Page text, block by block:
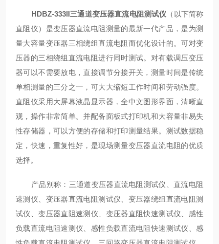
HDBZ-333II三通道变压器直流电阻测试仪 （以下简称
直阻仪）是变压器直流电阻测量的最新一代产品，是为测
量大容量变压器三相绕组直流电阻而优化设计的。可对变
压器的三相绕组直流电阻进行同时测试。对有载调压变压
器可以不需要放电，直接调节分接开关，测量时间是传统
单相测量的三分之一，可大大缩短工作时间和劳动强度。
直阻仪采用大屏幕液晶显示器，全中文图形界面，清晰直
观，操作非常简单。并配备面板式打印机和大容量非易失
性存储器，可以方便的存储和打印测量结果。测试数据稳
定，快速，重复性好，是现场测量变压器直流电阻的优质
选择。
产品别称：三通道变压器直流电阻测试仪、直流电阻
速测仪、变压器直流电阻测试仪、变压器绕组直流电阻测
试仪、变压器直阻速测仪、变压器直阻快速测试仪、感性
负载直流电阻速测仪、感性负载直流电阻快速测试仪、感